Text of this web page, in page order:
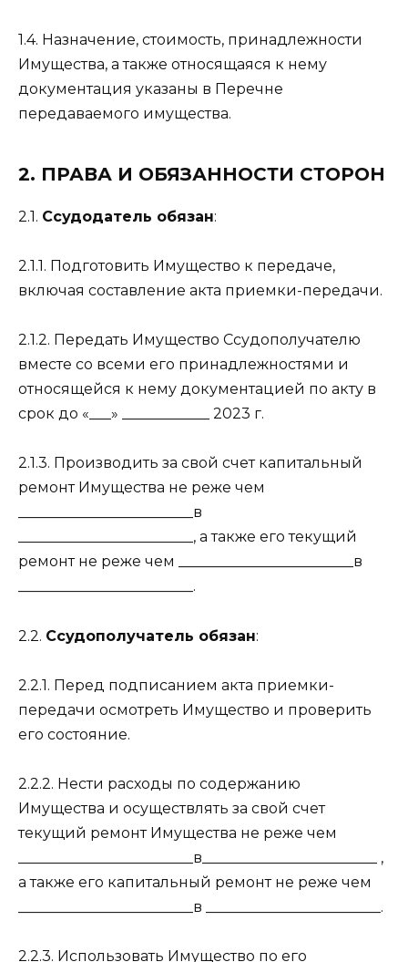
1.4. Назначение, стоимость, принадлежности
Имущества, а также относящаяся к нему
документация указаны в Перечне
передаваемого имущества.
2. ПРАВА И ОБЯЗАННОСТИ СТОРОН
2.1. Ссудодатель обязан:
2.1.1. Подготовить Имущество к передаче,
включая составление акта приемки-передачи.
2.1.2. Передать Имущество Ссудополучателю
вместе со всеми его принадлежностями и
относящейся к нему документацией по акту в
срок до «___» ____________ 2023 г.
2.1.3. Производить за свой счет капитальный
ремонт Имущества не реже чем
________________________в
________________________, а также его текущий
ремонт не реже чем ________________________в
________________________.
2.2. Ссудополучатель обязан:
2.2.1. Перед подписанием акта приемки-
передачи осмотреть Имущество и проверить
его состояние.
2.2.2. Нести расходы по содержанию
Имущества и осуществлять за свой счет
текущий ремонт Имущества не реже чем
________________________в________________________ ,
а также его капитальный ремонт не реже чем
________________________в ________________________.
2.2.3. Использовать Имущество по его